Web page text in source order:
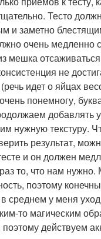
Тесто
и заметно
очень медленно
мешка
не
идет о яйцах
понемногу,
добавлять
нужную текстуру.
результат,
и он должен
то, что нам
поэтому
среднем у меня
то магическим
действуем